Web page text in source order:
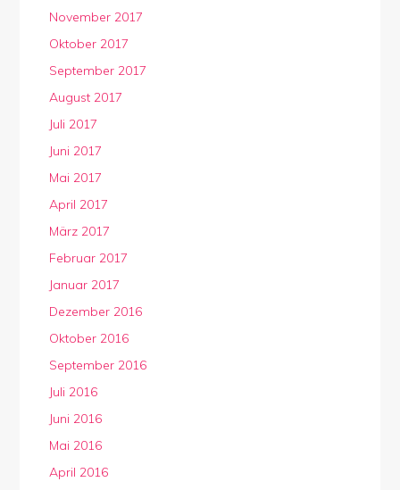
November 2017
Oktober 2017
September 2017
August 2017
Juli 2017
Juni 2017
Mai 2017
April 2017
März 2017
Februar 2017
Januar 2017
Dezember 2016
Oktober 2016
September 2016
Juli 2016
Juni 2016
Mai 2016
April 2016